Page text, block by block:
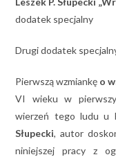
dodatek specjalny
Drugi dodatek
Pierwszą wzmiankę o
VI wieku w
wierzeń tego ludu u
Słupecki, autor
niniejszej pracy z